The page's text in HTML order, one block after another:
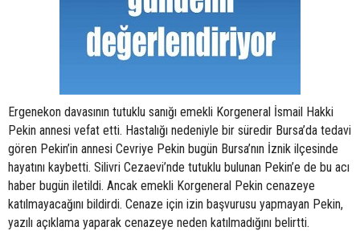
Ergenekon davasının tutuklu sanığı emekli Korgeneral İsmail Hakki
Pekin annesi vefat etti. Hastalığı nedeniyle bir süredir Bursa’da tedavi
gören Pekin’in annesi Cevriye Pekin bugün Bursa’nın İznik ilçesinde
hayatını kaybetti. Silivri Cezaevi’nde tutuklu bulunan Pekin’e de bu acı
haber bugün iletildi. Ancak emekli Korgeneral Pekin cenazeye
katılmayacağını bildirdi. Cenaze için izin başvurusu yapmayan Pekin,
yazılı açıklama yaparak cenazeye neden katılmadığını belirtti.